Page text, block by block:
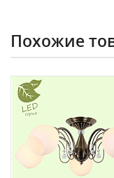
Похожие